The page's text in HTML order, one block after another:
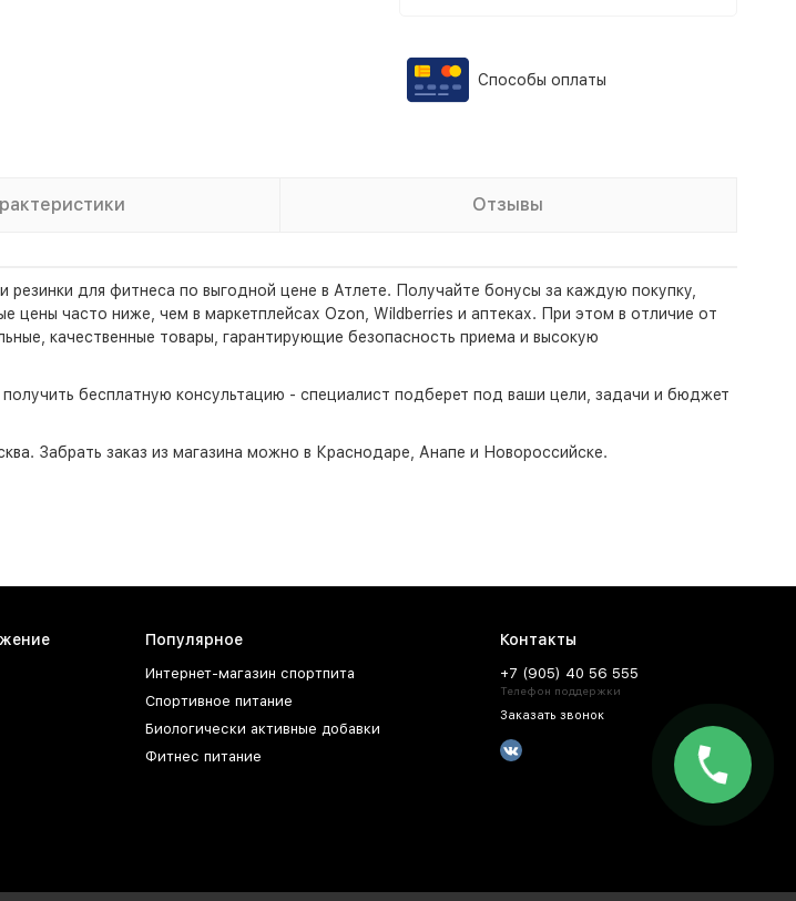
Способы оплаты
Отзывы
для фитнеса по выгодной цене в Атлете. Получайте бонусы за каждую покупку,
часто ниже, чем в маркетплейсах Ozon, Wildberries и аптеках. При этом в отличие от
качественные товары, гарантирующие безопасность приема и высокую
бесплатную консультацию - специалист подберет под ваши цели, задачи и бюджет
. Забрать заказ из магазина можно в Краснодаре, Анапе и Новороссийске.
Популярное
Интернет-магазин спортпита
Спортивное питание
Биологически активные добавки
Фитнес питание
Контакты
+7 (905) 40 56 555
Телефон поддержки
Заказать звонок